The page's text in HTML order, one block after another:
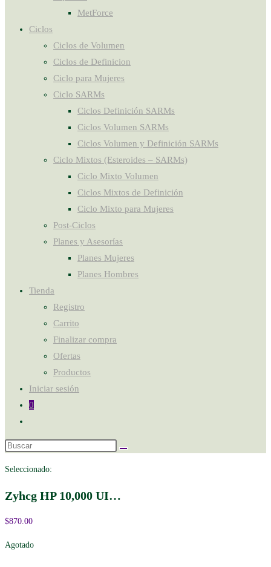
MetForce
Ciclos
Ciclos de Volumen
Ciclos de Definicion
Ciclo para Mujeres
Ciclo SARMs
Ciclos Definición SARMs
Ciclos Volumen SARMs
Ciclos Volumen y Definición SARMs
Ciclo Mixtos (Esteroides – SARMs)
Ciclo Mixto Volumen
Ciclos Mixtos de Definición
Ciclo Mixto para Mujeres
Post-Ciclos
Planes y Asesorías
Planes Mujeres
Planes Hombres
Tienda
Registro
Carrito
Finalizar compra
Ofertas
Productos
Iniciar sesión
0
Seleccionado:
Zyhcg HP 10,000 UI…
$870.00
Agotado